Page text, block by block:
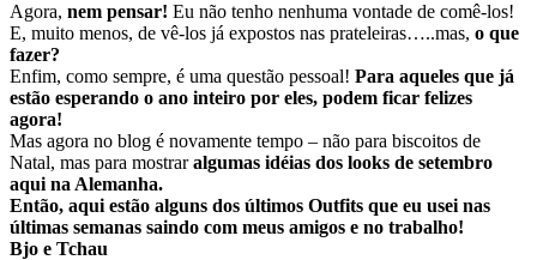
Agora, nem pensar! Eu não tenho nenhuma vontade de comê-los!
E, muito menos, de vê-los já expostos nas prateleiras…..mas, o que
fazer?
Enfim, como sempre, é uma questão pessoal! Para aqueles que já
estão esperando o ano inteiro por eles, podem ficar felizes
agora!
Mas agora no blog é novamente tempo – não para biscoitos de
Natal, mas para mostraralgumas idéias dos looks de setembro
aqui na Alemanha.
Então, aqui estão alguns dos últimos Outfits que eu usei nas
últimas semanas saindo com meus amigos e no trabalho!
Bjo e Tchau